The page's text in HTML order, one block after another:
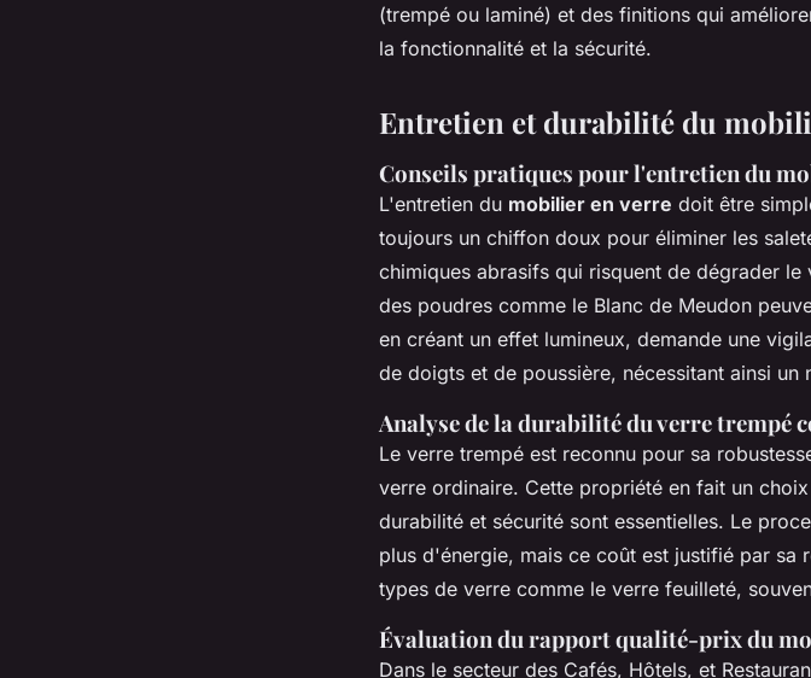
(trempé ou laminé) et des finitions qui
la fonctionnalité et la sécurité.
Entretien et durabilité du
Conseils pratiques pour l'entretien du
L'entretien du mobilier en verre doit être
toujours un chiffon doux pour éliminer les
chimiques abrasifs qui risquent de dégrader
des poudres comme le Blanc de Meudon
en créant un effet lumineux, demande une
de doigts et de poussière, nécessitant ainsi un
Analyse de la durabilité du verre trempé
Le verre trempé est reconnu pour sa
verre ordinaire. Cette propriété en fait un
durabilité et sécurité sont essentielles. Le
plus d'énergie, mais ce coût est justifié par sa
types de verre comme le verre feuilleté,
Évaluation du rapport qualité-prix du
Dans le secteur des Cafés, Hôtels, et